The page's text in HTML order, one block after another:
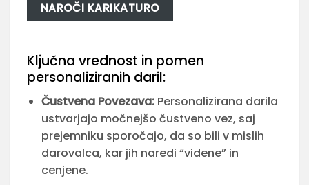
NAROČI KARIKATURO
Ključna vrednost in pomen
personaliziranih daril:
Čustvena Povezava:Personalizirana darila
ustvarjajo močnejšo čustveno vez, saj
prejemniku sporočajo, da so bili v mislih
darovalca, kar jih naredi “videne” in
cenjene.